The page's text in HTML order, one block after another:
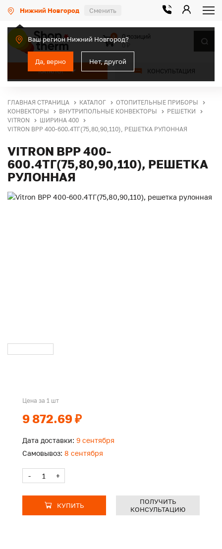
Нижний Новгород Сменить
Ваш регион Нижний Новгород?
Да, верно Нет, другой
КАТАЛОГ КОНСУЛЬТАЦИЯ
0
0 позиций
ГЛАВНАЯ СТРАНИЦА КАТАЛОГ
ОТОПИТЕЛЬНЫЕ ПРИБОРЫ
КОНВЕКТОРЫ
ВНУТРИПОЛЬНЫЕ КОНВЕКТОРЫ
РЕШЕТКИ
VITRON
ШИРИНА 400
VITRON ВРР 400-600.4ТГ(75,80,90,110), РЕШЕТКА РУЛОННАЯ
VITRON ВРР 400-
600.4ТГ(75,80,90,110), РЕШЕТКА
РУЛОННАЯ
Цена за 1 шт
9 872.69 ₽
Дата доставки: 9 сентября
Самовывоз: 8 сентября
- +
КУПИТЬ
ПОЛУЧИТЬ
КОНСУЛЬТАЦИЮ